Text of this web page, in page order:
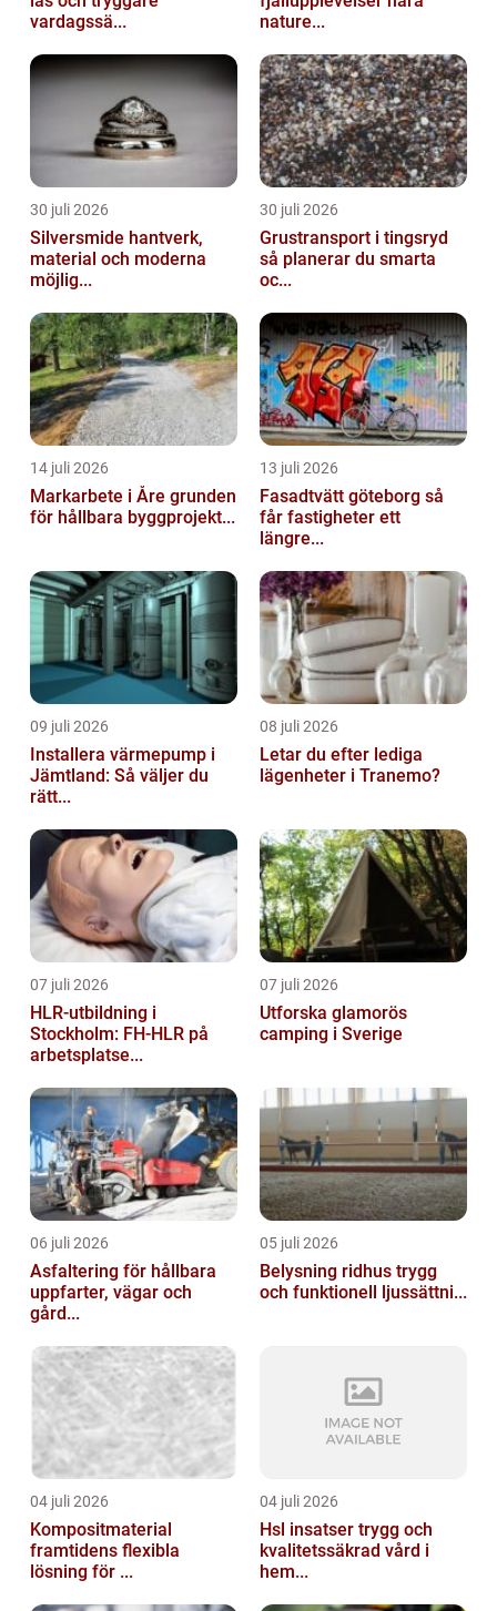
vardagssä...
nature...
30 juli 2026
Silversmide hantverk,
material och moderna
möjlig...
30 juli 2026
Grustransport i tingsryd
så planerar du smarta
oc...
14 juli 2026
Markarbete i Åre grunden
för hållbara byggprojekt...
13 juli 2026
Fasadtvätt göteborg så
får fastigheter ett
längre...
09 juli 2026
Installera värmepump i
Jämtland: Så väljer du
rätt...
08 juli 2026
Letar du efter lediga
lägenheter i Tranemo?
07 juli 2026
HLR-utbildning i
Stockholm: FH-HLR på
arbetsplatse...
07 juli 2026
Utforska glamorös
camping i Sverige
06 juli 2026
Asfaltering för hållbara
uppfarter, vägar och
gård...
05 juli 2026
Belysning ridhus trygg
och funktionell ljussättni...
04 juli 2026
Kompositmaterial
framtidens flexibla
lösning för ...
04 juli 2026
Hsl insatser trygg och
kvalitetssäkrad vård i
hem...